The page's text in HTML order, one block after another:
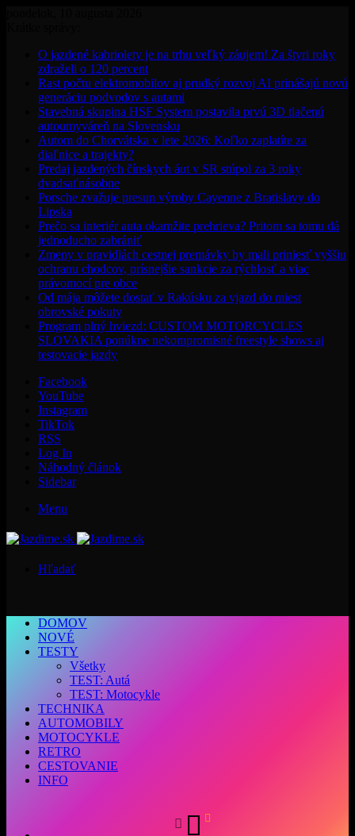
O jazdené kabriolety je na trhu veľký záujem! Za štyri roky
zdraželi o 120 percent
Rast počtu elektromobilov aj prudký rozvoj AI prinášajú novú
generáciu podvodov s autami
Stavebná skupina HSF System postavila prvú 3D tlačenú
autoumyváreň na Slovensku
Autom do Chorvátska v lete 2026: Koľko zaplatíte za
diaľnice a trajekty?
Predaj jazdených čínskych áut v SR stúpol za 3 roky
dvadsaťnásobne
Porsche zvažuje presun výroby Cayenne z Bratislavy do
Lipska
Prečo sa interiér auta okamžite prehrieva? Pritom sa tomu dá
jednoducho zabrániť
Zmeny v pravidlách cestnej premávky by mali priniesť vyššiu
ochranu chodcov, prísnejšie sankcie za rýchlosť a viac
právomocí pre obce
Od mája môžete dostať v Rakúsku za vjazd do miest
obrovské pokuty
Program plný hviezd: CUSTOM MOTORCYCLES
SLOVAKIA ponúkne nekompromisné freestyle shows aj
testovacie jazdy
Facebook
YouTube
Instagram
TikTok
RSS
Log In
Náhodný článok
Sidebar
Menu
Hľadať
DOMOV
NOVÉ
TESTY
Všetky
TEST: Autá
TEST: Motocykle
TECHNIKA
AUTOMOBILY
MOTOCYKLE
RETRO
CESTOVANIE
INFO